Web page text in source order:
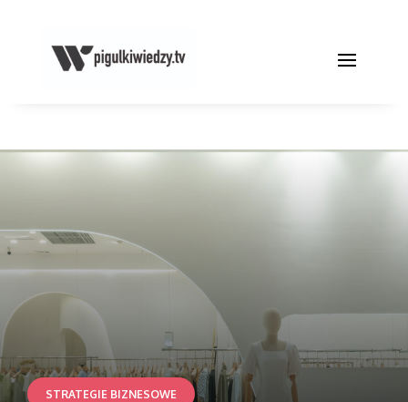
STRATEGIE BIZNESOWE